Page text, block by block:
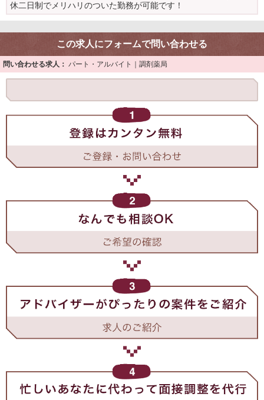
休二日制でメリハリのついた勤務が可能です！
この求人にフォームで問い合わせる
問い合わせる求人： パート・アルバイト｜調剤薬局